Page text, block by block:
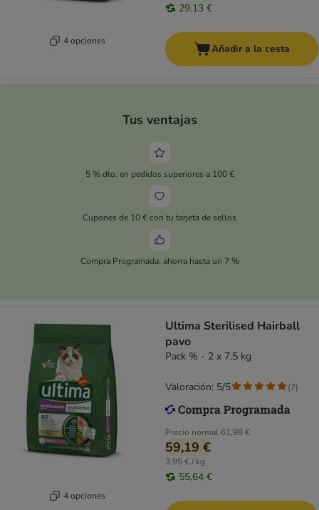
4 opciones
29,13 €
Añadir a la cesta
Tus ventajas
5 % dto. en pedidos superiores a 100 €
Cupones de 10 € con tu tarjeta de sellos
Compra Programada: ahorra hasta un 7 %
4 opciones
Ultima Sterilised Hairball
pavo
Pack % - 2 x 7,5 kg
Precio normal 61,98 €
59,19 €
3,95 € / kg
55,64 €
Valoración: 5/5 (7)